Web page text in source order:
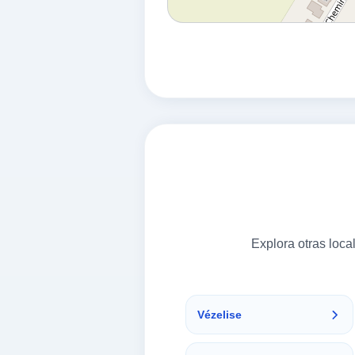
Explora otras
Vézelise